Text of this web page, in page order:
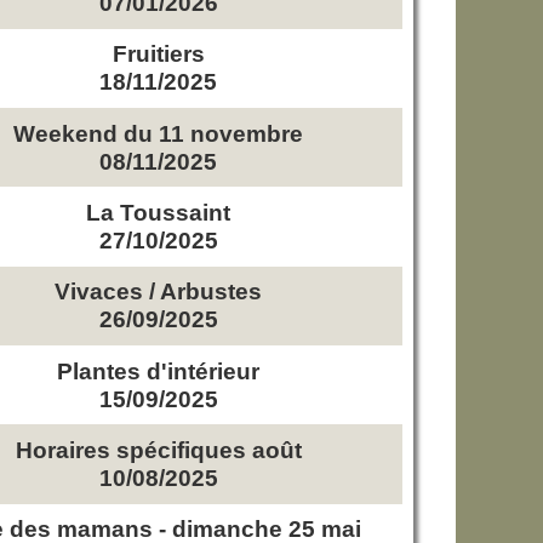
Fruitiers
18/11/2025
Weekend du 11 novembre
08/11/2025
La Toussaint
27/10/2025
Vivaces / Arbustes
26/09/2025
Plantes d'intérieur
15/09/2025
Horaires spécifiques août
10/08/2025
des mamans - dimanche 25 mai